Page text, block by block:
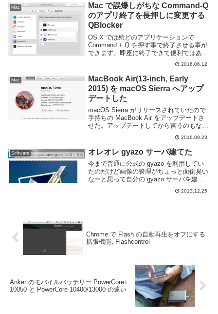
Mac
Mac で誤爆しがちな Command-Q
のアプリ終了を長押しに変更する
QBlocker
OS X では殆どのアプリケーションで
Command + Q を押す事で終了させる事が
できます。即座に終了できて便利ではある
のですが、偶に間違えて押す事があるのが
厄介です。とくに Web ブラウザで頻繁に
用いる、タブを閉じるショートカット...
2016.06.12
Mac
MacBook Air(13-inch, Early
2015) を macOS Sierra へアップ
デートした
macOS Sierra がリリースされていたので
手持ちの MacBook Air をアップデートさ
せた。アップデートしてから言うのもなん
だが、Siri は使わないしユニバーサルクリ
ップボードは iPhone 持ってないから意味
ないしApp...
2016.09.23
Software オレオレ gyazo サーバ建てた
今まで普通に公式の gyazo を利用してい
たのだけど画像の管理がちょっと面倒臭い
なーと思って自分の gyazo サーバを建て
る事にした。サーバの設定とかgyazo のサ
ーバは gyazo の github にあるのでそれを
2013.12.25
Chrome で Flash の自動再生をオフにする
拡張機能, Flashcontrol
Anker のモバイルバッテリー PowerCore+
10050 と PowerCore 10400/13000 の違い